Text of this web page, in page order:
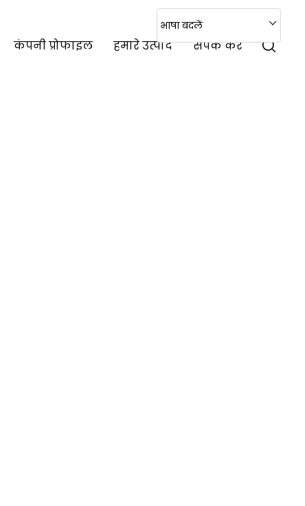
भाषा बदलें
कंपनी प्रोफाइल हमारे उत्पाद संपर्क करें